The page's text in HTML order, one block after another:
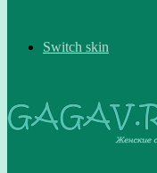
Switch skin